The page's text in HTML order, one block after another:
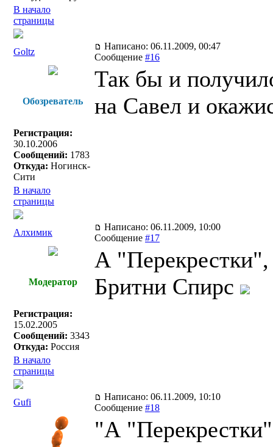
В начало
страницы
Goltz
Написано: 06.11.2009, 00:47
Сообщение #16
Обозреватель
Регистрация:
30.10.2006
Сообщений: 1783
Откуда: Ногинск-
Сити
Так бы и
на Савел и
В начало
страницы
Алхимик
Написано: 06.11.2009, 10:00
Сообщение #17
Модератор
Регистрация:
15.02.2005
Сообщений: 3343
Откуда: Россия
А
Бритни Спирс
В начало
страницы
Gufi
Написано: 06.11.2009, 10:10
Сообщение #18
"А